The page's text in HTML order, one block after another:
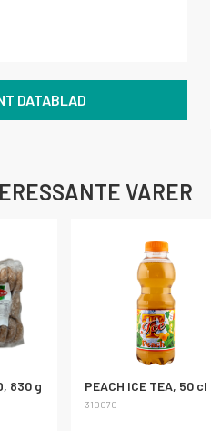
DATABLAD
VARER
830 g PEACH ICE TEA, 50 cl
310070